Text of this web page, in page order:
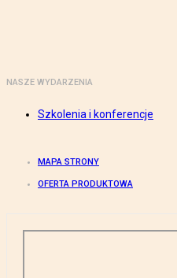
NASZE WYDARZENIA
Szkolenia i konferencje
MAPA STRONY
OFERTA PRODUKTOWA